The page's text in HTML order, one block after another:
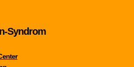
Syndrom